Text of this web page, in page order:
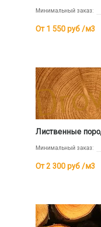
Минимальный заказ:
От 1 550 руб /м3
Лиственные
Минимальный заказ:
От 2 300 руб /м3